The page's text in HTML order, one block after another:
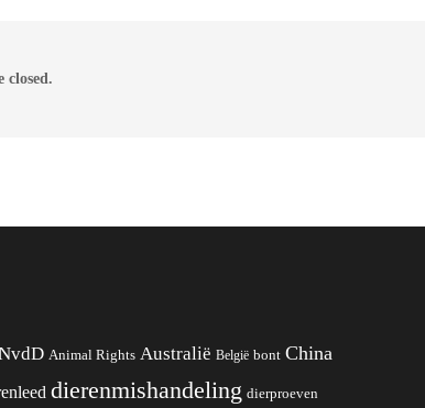
closed.
Animal Rights Australië België bont China
dierenmishandeling dierproeven